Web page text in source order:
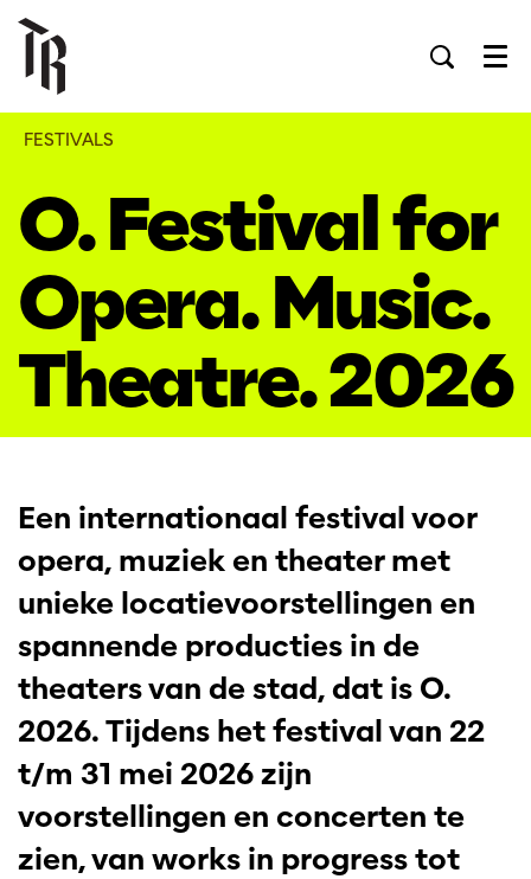
FESTIVALS
O. Festival for
Opera. Music.
Theatre. 2026
Een internationaal festival voor
opera, muziek en theater met
unieke locatievoorstellingen en
spannende producties in de
theaters van de stad, dat is O.
2026. Tijdens het festival van 22
t/m 31 mei 2026 zijn
voorstellingen en concerten te
zien, van works in progress tot